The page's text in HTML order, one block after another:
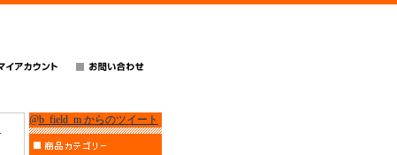
@b_field_m からのツイート